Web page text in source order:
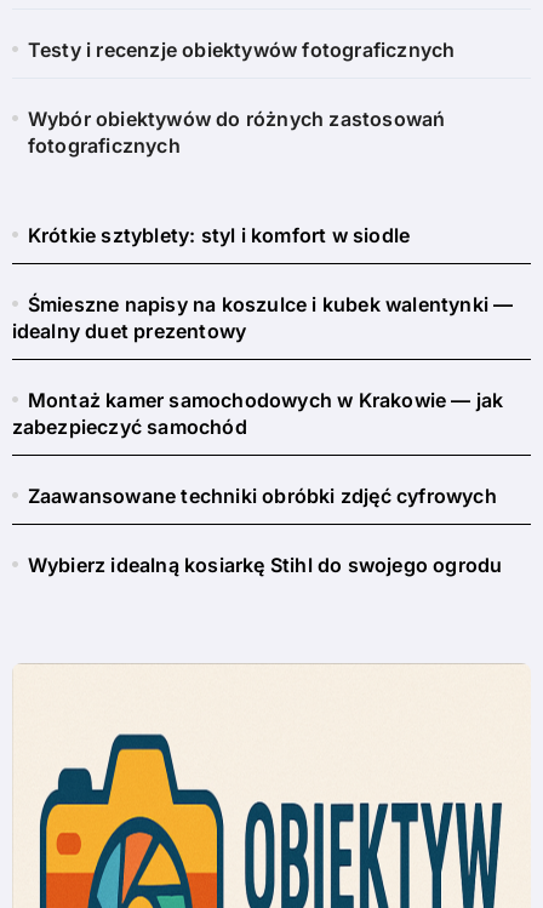
Testy i recenzje obiektywów fotograficznych
Wybór obiektywów do różnych zastosowań
fotograficznych
Krótkie sztyblety: styl i komfort w siodle
Śmieszne napisy na koszulce i kubek walentynki —
idealny duet prezentowy
Montaż kamer samochodowych w Krakowie — jak
zabezpieczyć samochód
Zaawansowane techniki obróbki zdjęć cyfrowych
Wybierz idealną kosiarkę Stihl do swojego ogrodu